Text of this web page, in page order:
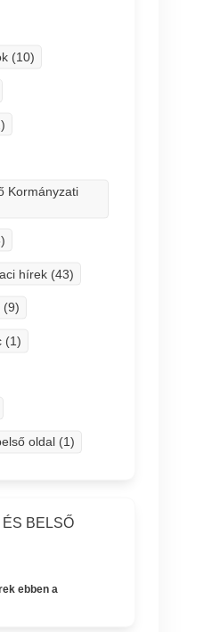
(10)
Kormányzati
hírek (43)
(9)
(1)
oldal (1)
ÉS BELSŐ
ebben a